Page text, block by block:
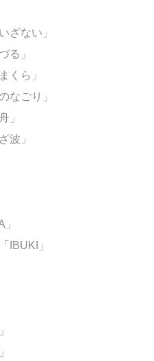
ざない」
る」
くら」
なごり」
」
波」
IBUKI」